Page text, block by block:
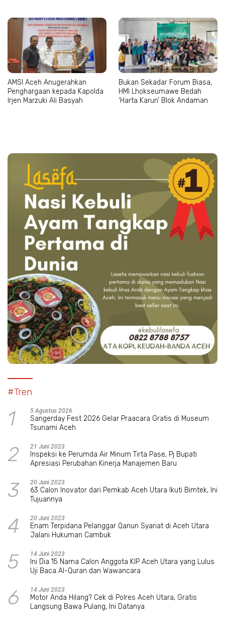
AMSI Aceh Anugerahkan
Penghargaan kepada Kapolda
Irjen Marzuki Ali Basyah
Bukan Sekadar Forum Biasa,
HMI Lhokseumawe Bedah
‘Harta Karun’ Blok Andaman
#Tren
1 5 Agustus 2026
Sangerday Fest 2026 Gelar Praacara Gratis di Museum
Tsunami Aceh
2 21 Juni 2023
Inspeksi ke Perumda Air Minum Tirta Pase, Pj Bupati
Apresiasi Perubahan Kinerja Manajemen Baru
3 20 Juni 2023
63 Calon Inovator dari Pemkab Aceh Utara Ikuti Bimtek, Ini
Tujuannya
4 20 Juni 2023
Enam Terpidana Pelanggar Qanun Syariat di Aceh Utara
Jalani Hukuman Cambuk
5 14 Juni 2023
Ini Dia 15 Nama Calon Anggota KIP Aceh Utara yang Lulus
Uji Baca Al-Quran dan Wawancara
6 14 Juni 2023
Motor Anda Hilang? Cek di Polres Aceh Utara, Gratis
Langsung Bawa Pulang, Ini Datanya